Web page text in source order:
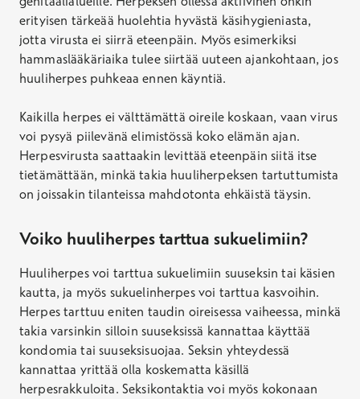
erityisen tärkeää huolehtia hyvästä käsihygieniasta,
jotta virusta ei siirrä eteenpäin. Myös esimerkiksi
hammaslääkäriaika tulee siirtää uuteen ajankohtaan, jos
huuliherpes puhkeaa ennen käyntiä.
Kaikilla herpes ei välttämättä oireile koskaan, vaan virus
voi pysyä piilevänä elimistössä koko elämän ajan.
Herpesvirusta saattaakin levittää eteenpäin siitä itse
tietämättään, minkä takia huuliherpeksen tartuttumista
on joissakin tilanteissa mahdotonta ehkäistä täysin.
Voiko huuliherpes tarttua sukuelimiin?
Huuliherpes voi tarttua sukuelimiin suuseksin tai käsien
kautta, ja myös sukuelinherpes voi tarttua kasvoihin.
Herpes tarttuu eniten taudin oireisessa vaiheessa, minkä
takia varsinkin silloin suuseksissä kannattaa käyttää
kondomia tai suuseksisuojaa. Seksin yhteydessä
kannattaa yrittää olla koskematta käsillä
herpesrakkuloita. Seksikontaktia voi myös kokonaan